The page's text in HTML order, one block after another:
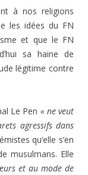
à nos religions
les idées du FN
et que le FN
sa haine de
légitime contre
Le Pen « ne veut
agressifs dans
qu’elle s’en
musulmans. Elle
et au mode de